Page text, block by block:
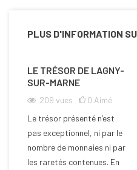
PLUS D'INFORMATION
LE TRÉSOR DE LAGNY-
SUR-MARNE
209 vues 0 Aimé
Le trésor présenté n’est
pas exceptionnel, ni par le
nombre de monnaies ni par
les raretés contenues. En